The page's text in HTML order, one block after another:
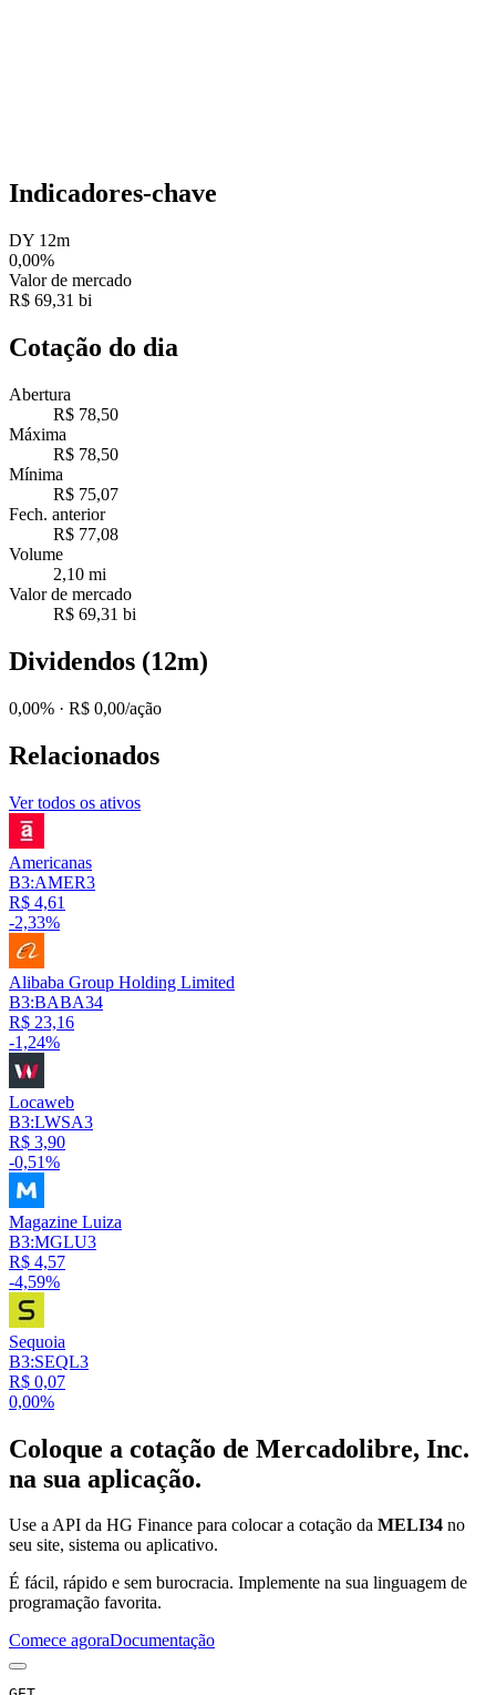
Indicadores-chave
DY 12m
0,00%
Valor de mercado
R$ 69,31 bi
Cotação do dia
Abertura
R$ 78,50
Máxima
R$ 78,50
Mínima
R$ 75,07
Fech. anterior
R$ 77,08
Volume
2,10 mi
Valor de mercado
R$ 69,31 bi
Dividendos (12m)
0,00% · R$ 0,00/ação
Relacionados
Ver todos os ativos
Americanas
B3:AMER3
R$ 4,61
-2,33%
Alibaba Group Holding Limited
B3:BABA34
R$ 23,16
-1,24%
Locaweb
B3:LWSA3
R$ 3,90
-0,51%
Magazine Luiza
B3:MGLU3
R$ 4,57
-4,59%
Sequoia
B3:SEQL3
R$ 0,07
0,00%
Coloque a cotação de Mercadolibre, Inc.
na sua aplicação.
Use a API da HG Finance para colocar a cotação da MELI34 no
seu site, sistema ou aplicativo.
É fácil, rápido e sem burocracia. Implemente na sua linguagem de
programação favorita.
Comece agoraDocumentação